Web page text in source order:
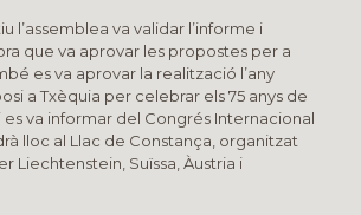
l’assemblea va validar l’informe i
que va aprovar les propostes per a
es va aprovar la realització l’any
a Txèquia per celebrar els 75 anys de
es va informar del Congrés Internacional
lloc al Llac de Constança, organitzat
Liechtenstein, Suïssa, Àustria i